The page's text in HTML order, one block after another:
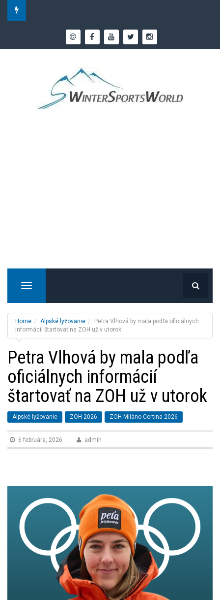
T
g
l
e
n
a
v
i
g
t
i
o
n
Home Alpské lyžovanie
Petra Vlhová by mala podľa oficiálnych
informácií štartovať na ZOH už v utorok
Petra Vlhová by mala podľa
oficiálnych informácií
štartovať na ZOH už v utorok
Alpské lyžovanie ZOH 2026 ZOH Miláno Cortina 2026
6 februára, 2026 admin